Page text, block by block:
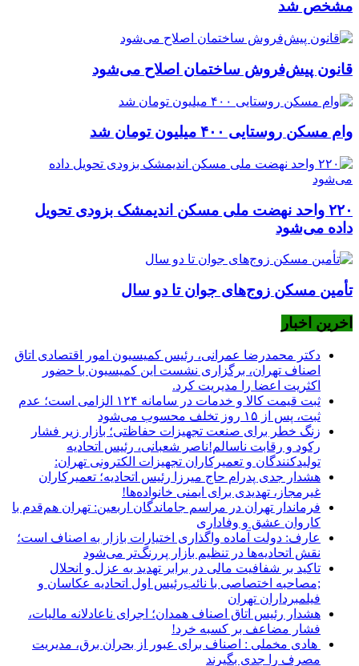
مشخص شد
قانون پیش‌فروش ساختمان اصلاح می‌شود
وام مسکن روستایی ۴۰۰ میلیون تومان شد
۲۲۰ واحد نهضت ملی مسکن اندیمشک بزودی تحویل
داده می‌شود
تأمین مسکن زوج‌های جوان تا دو سال
اخرین اخبار
دکتر محمدرضا عمرانی، رئیس کمیسیون امور اقتصادی اتاق
اصناف تهران، برگزاری نشست این کمیسیون با حضور
اکثریت اعضا را مدیریت کرد.
ثبت قیمت کالا و خدمات در سامانه ۱۲۴ الزامی است؛ عدم
ثبت، پس از ۱۵ روز تخلف محسوب می‌شود
زنگ خطر برای صنعت تجهیزات حفاظتی؛ بازار زیر فشار
رکود و رقابت ناسالم!ناصر شعبانی، رئیس اتحادیه
تولیدکنندگان و تعمیرکاران تجهیزات الکترونی تهران:
هشدار جدی پدرام حاج میرزا رئیس اتحادیه؛ تعمیرکاران
غیرمجاز، تهدیدی برای ایمنی خانواده‌ها!
فرماندار تهران در مراسم جاماندگان اربعین: تهران هم‌قدم با
کاروان عشق و وفاداری
عارف: دولت آماده واگذاری اختیارات بازار به اصناف است؛
نقش اتحادیه‌ها در تنظیم بازار پررنگ‌تر می‌شود
تاکید بر شفافیت مالی در برابر تهدید به عزل و انحلال
;مصاحبه اختصاصی با نائب‌رئیس اول اتحادیه عکاسان و
فیلمبرداران تهران
هشدار رئیس اتاق اصناف همدان؛ اجرای ناعادلانه مالیات،
فشار مضاعف بر کسبه خرد!
هادی مخملی : اصناف برای عبور از بحران برق، مدیریت
مصرف را جدی بگیرند